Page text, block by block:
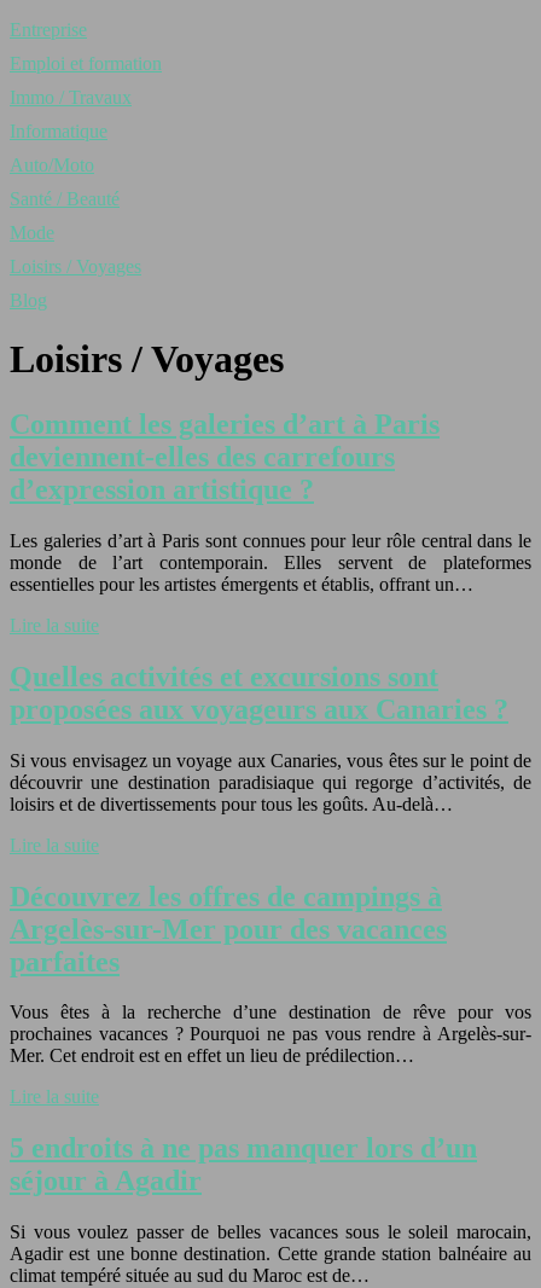
Entreprise
Emploi et formation
Immo / Travaux
Informatique
Auto/Moto
Santé / Beauté
Mode
Loisirs / Voyages
Blog
Loisirs / Voyages
Comment les galeries d’art à Paris
deviennent-elles des carrefours
d’expression artistique ?
Les galeries d’art à Paris sont connues pour leur rôle central dans le
monde de l’art contemporain. Elles servent de plateformes
essentielles pour les artistes émergents et établis, offrant un…
Lire la suite
Quelles activités et excursions sont
proposées aux voyageurs aux Canaries ?
Si vous envisagez un voyage aux Canaries, vous êtes sur le point de
découvrir une destination paradisiaque qui regorge d’activités, de
loisirs et de divertissements pour tous les goûts. Au-delà…
Lire la suite
Découvrez les offres de campings à
Argelès-sur-Mer pour des vacances
parfaites
Vous êtes à la recherche d’une destination de rêve pour vos
prochaines vacances ? Pourquoi ne pas vous rendre à Argelès-sur-
Mer. Cet endroit est en effet un lieu de prédilection…
Lire la suite
5 endroits à ne pas manquer lors d’un
séjour à Agadir
Si vous voulez passer de belles vacances sous le soleil marocain,
Agadir est une bonne destination. Cette grande station balnéaire au
climat tempéré située au sud du Maroc est de…